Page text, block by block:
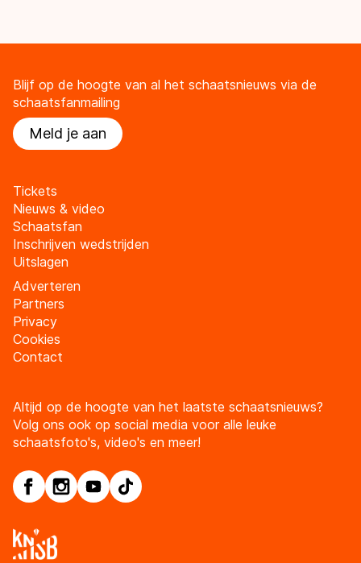
Blijf op de hoogte van al het schaatsnieuws via de
schaatsfanmailing
Meld je aan
Tickets
Nieuws & video
Schaatsfan
Inschrijven wedstrijden
Uitslagen
Adverteren
Partners
Privacy
Cookies
Contact
Altijd op de hoogte van het laatste schaatsnieuws?
Volg ons ook op social media voor alle leuke
schaatsfoto's, video's en meer!